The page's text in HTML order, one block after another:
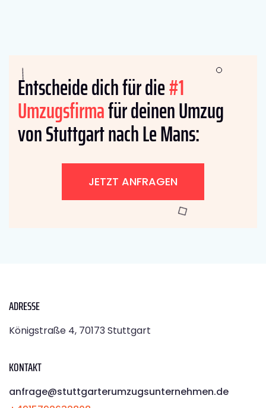
Entscheide dich für die#1
Umzugsfirmafür deinen Umzug
von Stuttgart nach Le Mans:
JETZT ANFRAGEN
ADRESSE
Königstraße 4, 70173 Stuttgart
KONTAKT
anfrage@stuttgarterumzugsunternehmen.de